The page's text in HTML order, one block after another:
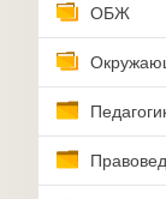
ОБЖ